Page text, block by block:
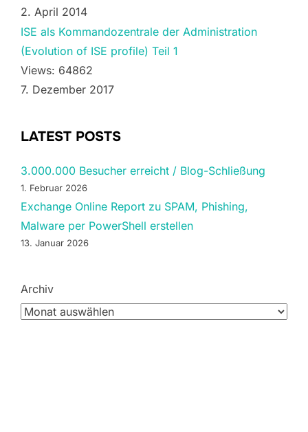
2. April 2014
ISE als Kommandozentrale der Administration
(Evolution of ISE profile) Teil 1
Views: 64862
7. Dezember 2017
LATEST POSTS
3.000.000 Besucher erreicht / Blog-Schließung
1. Februar 2026
Exchange Online Report zu SPAM, Phishing,
Malware per PowerShell erstellen
13. Januar 2026
Archiv